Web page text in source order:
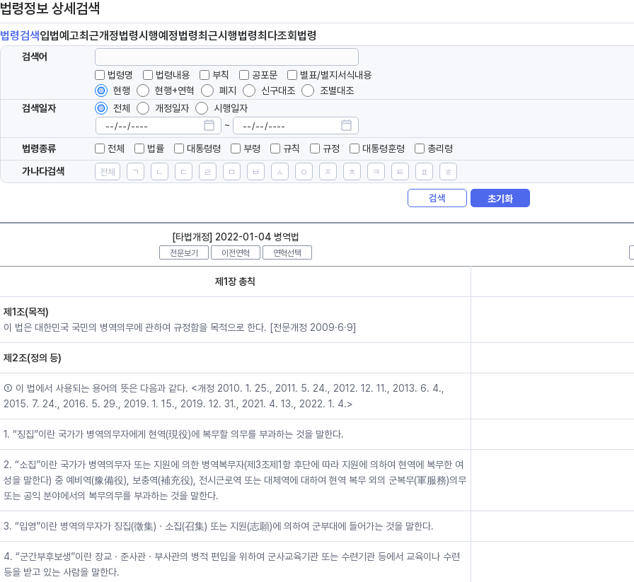
법령정보 상세검색
법령검색입법예고최근개정법령시행예정법령최근시행법령최다조회 법령
검색어
법령명
법령내용 부칙 공포문
별표/별지서식내용
현행
현행+연혁 폐지 신구대조
조별대조
검색일자
전체 개정일자
시행일자
~
법령종류 전체 법률 대통령령 부령 규칙 규정 대통령훈령
총리령
가나다검색
전체 ㄱ ㄴ ㄷ ㄹ ㅁ ㅂ ㅅ ㅇ ㅈ ㅊ ㅋ ㅌ ㅍ ㅎ
검색 초기화
[타법개정] 2022-01-04 병역법
전문보기 이전연혁 연혁선택
제1장 총칙
제1조(목적)
이 법은 대한민국 국민의 병역의무에 관하여 규정함을 목적으로 한다. [전문개정 2009·6·9]
제2조(정의 등)
① 이 법에서 사용되는 용어의 뜻은 다음과 같다. <개정 2010. 1. 25., 2011. 5. 24., 2012. 12. 11., 2013. 6. 4.,
2015. 7. 24., 2016. 5. 29., 2019. 1. 15., 2019. 12. 31., 2021. 4. 13., 2022. 1. 4.>
1. “징집”이란 국가가 병역의무자에게 현역(現役)에 복무할 의무를 부과하는 것을 말한다.
2. “소집”이란 국가가 병역의무자 또는 지원에 의한 병역복무자(제3조제1항 후단에 따라 지원에 의하여 현역에 복무한 여
성을 말한다) 중 예비역(豫備役), 보충역(補充役), 전시근로역 또는 대체역에 대하여 현역 복무 외의 군복무(軍服務)의무
또는 공익 분야에서의 복무의무를 부과하는 것을 말한다.
3. “입영”이란 병역의무자가 징집(徵集)ㆍ소집(召集) 또는 지원(志願)에 의하여 군부대에 들어가는 것을 말한다.
4. “군간부후보생”이란 장교ㆍ준사관ㆍ부사관의 병적 편입을 위하여 군사교육기관 또는 수련기관 등에서 교육이나 수련
등을 받고 있는 사람을 말한다.